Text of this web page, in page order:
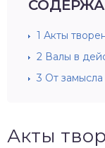
1 Акты
2 Валы в
3 От
Акты